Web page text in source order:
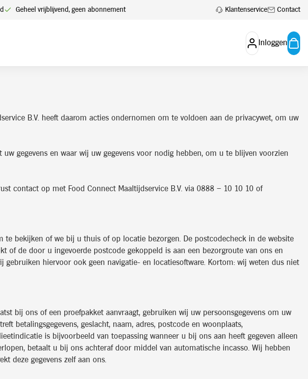
Geheel vrijblijvend, geen abonnement Klantenservice Contact
Inloggen
B.V. heeft daarom acties ondernomen om te voldoen aan de privacywet, om uw
gegevens en waar wij uw gegevens voor nodig hebben, om u te blijven voorzien
contact op met Food Connect Maaltijdservice B.V. via 0888 – 10 10 10 of
bekijken of we bij u thuis of op locatie bezorgen. De postcodecheck in de website
de door u ingevoerde postcode gekoppeld is aan een bezorgroute van ons en
hiervoor ook geen navigatie- en locatiesoftware. Kortom: wij weten dus niet
bij ons of een proefpakket aanvraagt, gebruiken wij uw persoonsgegevens om uw
betalingsgegevens, geslacht, naam, adres, postcode en woonplaats,
is bijvoorbeeld van toepassing wanneer u bij ons aan heeft gegeven alleen
betaalt u bij ons achteraf door middel van automatische incasso. Wij hebben
deze gegevens zelf aan ons.